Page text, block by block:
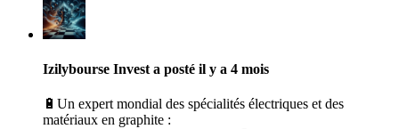
Izilybourse Invest a posté il y a 4 mois
🔋Un expert mondial des spécialités électriques et des
matériaux en graphite :